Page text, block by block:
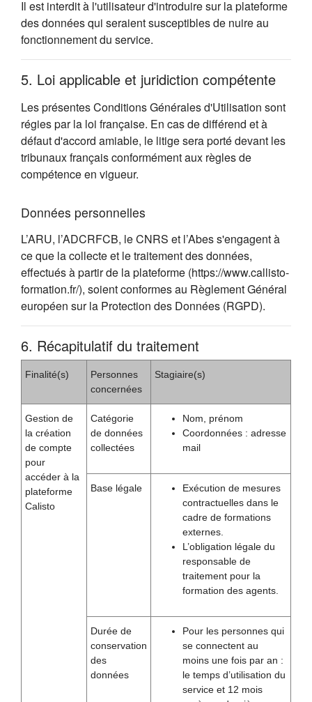
Il est interdit à l'utilisateur d'introduire sur la plateforme
des données qui seraient susceptibles de nuire au
fonctionnement du service.
5. Loi applicable et juridiction compétente
Les présentes Conditions Générales d'Utilisation sont
régies par la loi française. En cas de différend et à
défaut d'accord amiable, le litige sera porté devant les
tribunaux français conformément aux règles de
compétence en vigueur.
Données personnelles
L’ARU, l’ADCRFCB, le CNRS et l’Abes s'engagent à
ce que la collecte et le traitement des données,
effectués à partir de la plateforme (https://www.callisto-
formation.fr/), soient conformes au Règlement Général
européen sur la Protection des Données (RGPD).
6. Récapitulatif du traitement
Finalité(s)
Personnes
concernées
Stagiaire(s)
Gestion de
la création
de compte
pour
accéder à la
plateforme
Calisto
Catégorie
de données
collectées
Nom, prénom
Coordonnées : adresse
mail
Base légale
Exécution de mesures
contractuelles dans le
cadre de formations
externes.
L’obligation légale du
responsable de
traitement pour la
formation des agents.
Durée de
conservation
des
données
Pour les personnes qui
se connectent au
moins une fois par an :
le temps d’utilisation du
service et 12 mois